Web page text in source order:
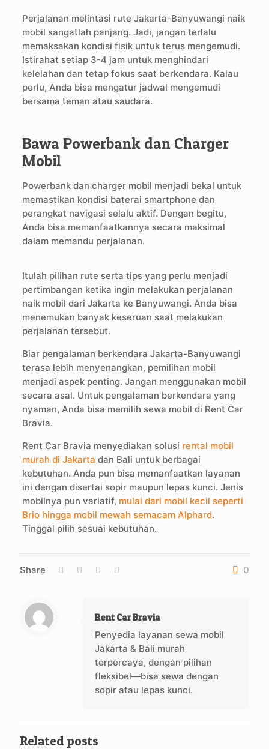
Perjalanan melintasi rute Jakarta-Banyuwangi naik
mobil sangatlah panjang. Jadi, jangan terlalu
memaksakan kondisi fisik untuk terus mengemudi.
Istirahat setiap 3-4 jam untuk menghindari
kelelahan dan tetap fokus saat berkendara. Kalau
perlu, Anda bisa mengatur jadwal mengemudi
bersama teman atau saudara.
Bawa Powerbank dan Charger
Mobil
Powerbank dan charger mobil menjadi bekal untuk
memastikan kondisi baterai smartphone dan
perangkat navigasi selalu aktif. Dengan begitu,
Anda bisa memanfaatkannya secara maksimal
dalam memandu perjalanan.
Itulah pilihan rute serta tips yang perlu menjadi
pertimbangan ketika ingin melakukan perjalanan
naik mobil dari Jakarta ke Banyuwangi. Anda bisa
menemukan banyak keseruan saat melakukan
perjalanan tersebut.
Biar pengalaman berkendara Jakarta-Banyuwangi
terasa lebih menyenangkan, pemilihan mobil
menjadi aspek penting. Jangan menggunakan mobil
secara asal. Untuk pengalaman berkendara yang
nyaman, Anda bisa memilih sewa mobil di Rent Car
Bravia.
Rent Car Bravia menyediakan solusi rental mobil
murah di Jakarta dan Bali untuk berbagai
kebutuhan. Anda pun bisa memanfaatkan layanan
ini dengan disertai sopir maupun lepas kunci. Jenis
mobilnya pun variatif, mulai dari mobil kecil seperti
Brio hingga mobil mewah semacam Alphard.
Tinggal pilih sesuai kebutuhan.
Share 0
Rent Car Bravia
Penyedia layanan sewa mobil
Jakarta & Bali murah
terpercaya, dengan pilihan
fleksibel—bisa sewa dengan
sopir atau lepas kunci.
Related posts